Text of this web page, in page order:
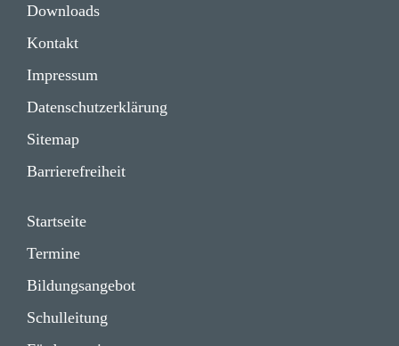
Down­loads
Kontakt
Impressum
Daten­schutz­er­klä­rung
Sitemap
Barrie­re­frei­heit
Start­seite
Termine
Bildungs­angebot
Schul­lei­tung